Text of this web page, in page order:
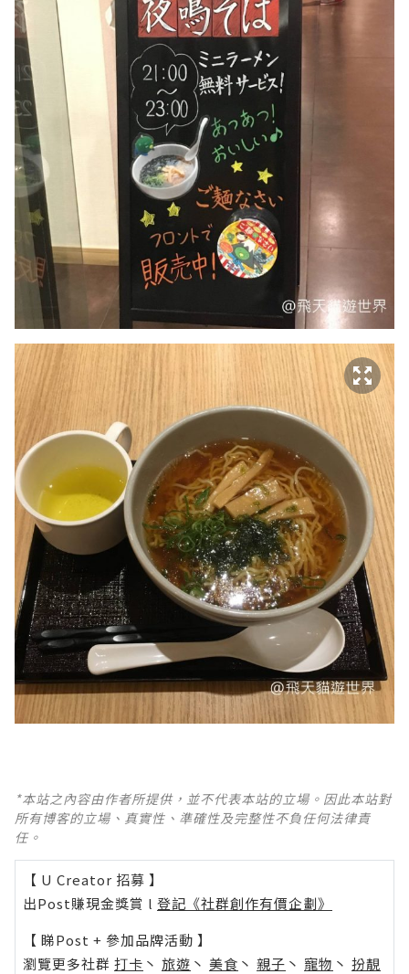
*本站之內容由作者所提供，並不代表本站的立場。因此本站對
所有博客的立場、真實性、準確性及完整性不負任何法律責
任。
【 U Creator 招募 】
出Post賺現金獎賞 l 登記《社群創作有價企劃》
【 睇Post + 參加品牌活動 】
瀏覽更多社群 打卡 丶 旅遊 丶 美食 丶 親子 丶 寵物 丶 扮靚